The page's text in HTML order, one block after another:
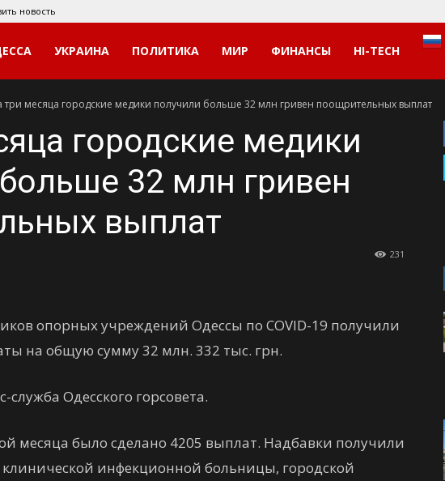
новость
УКРАИНА ПОЛИТИКА МИР ФИНАНСЫ HI-TECH
три месяца городские медики получили больше 32 млн гривен поощрительных выплат
городские медики
32 млн гривен
выплат
231
опорных учреждений Одессы по COVID-19 получили
на общую сумму 32 млн. 332 тыс. грн.
Одесского горсовета.
месяца было сделано 4205 выплат. Надбавки получили
инфекционной больницы, городской